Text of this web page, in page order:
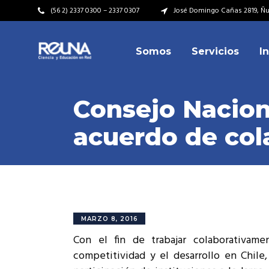
(56 2) 2337 0300 – 2337 0307 José Domingo Cañas 2819,
Somos
Video Institucional
Plan Estratégico
Valores
Historia
Servicios
Video Institucional
Misión – Visión
Valores
Cumplimiento Legal
Consejo
acuerdo de
MARZO 8, 2016
Con el fin de trabajar
competitividad y el desarrollo en